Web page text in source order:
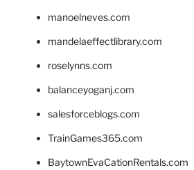
manoelneves.com
mandelaeffectlibrary.com
roselynns.com
balanceyoganj.com
salesforceblogs.com
TrainGames365.com
BaytownEvaCationRentals.com